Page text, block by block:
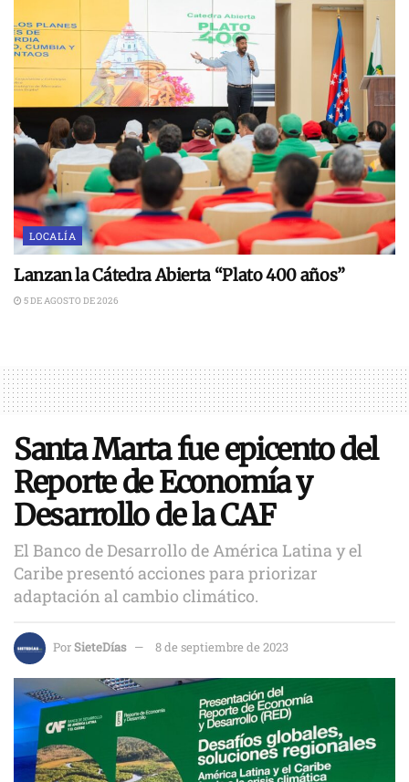
LOCALÍA
Lanzan la Cátedra Abierta “Plato 400 años”
5 DE AGOSTO DE 2026
Santa Marta fue epicento del
Reporte de Economía y
Desarrollo de la CAF
El Banco de Desarrollo de América Latina y el
Caribe presentó acciones para priorizar
adaptación al cambio climático.
PorSieteDías 8 de septiembre de 2023